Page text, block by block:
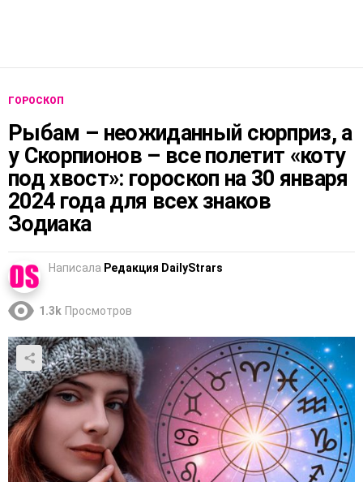
ГОРОСКОП
Рыбам – неожиданный сюрприз, а
у Скорпионов – все полетит «коту
под хвост»: гороскоп на 30 января
2024 года для всех знаков
Зодиака
Написала Редакция DailyStrars
1.3k Просмотров